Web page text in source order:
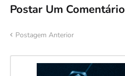
Postar Um Comentário
Postagem Anterior